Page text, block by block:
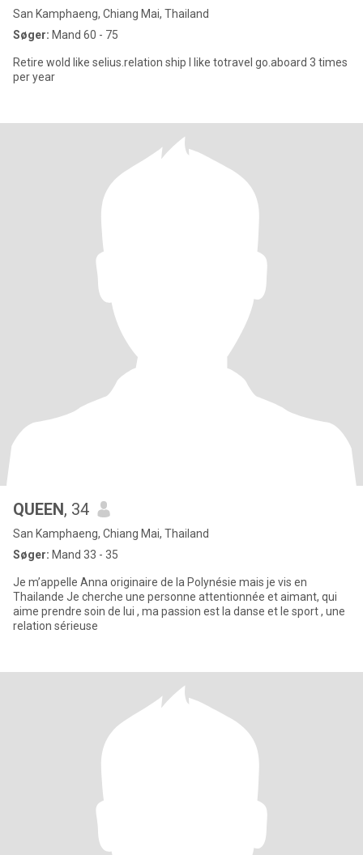
San Kamphaeng, Chiang Mai, Thailand
Søger: Mand 60 - 75
Retire wold like​ selius.relation ship I​ ​like​ ​to​travel​ go.​aboard 3​ time​s​
per year
QUEEN, 34
San Kamphaeng, Chiang Mai, Thailand
Søger: Mand 33 - 35
Je m’appelle Anna originaire de la Polynésie mais je vis en
Thailande Je cherche une personne attentionnée et aimant, qui
aime prendre soin de lui , ma passion est la danse et le sport , une
relation sérieuse